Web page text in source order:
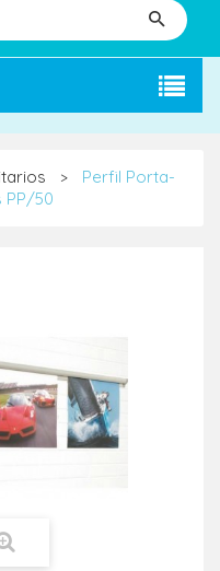
>
Perfil Porta-
PP/50